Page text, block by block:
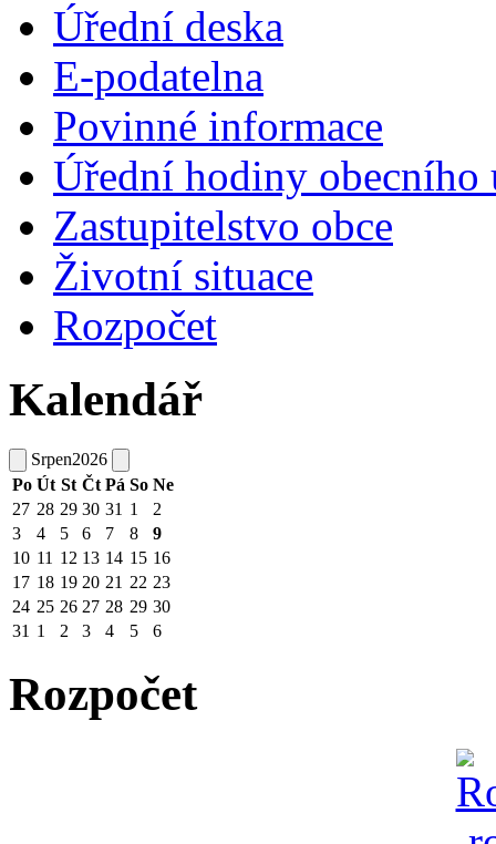
Úřední deska
E-podatelna
Povinné informace
Úřední hodiny obecního
Zastupitelstvo obce
Životní situace
Rozpočet
Kalendář
Srpen2026
Po Út St Čt Pá So Ne
27 28 29 30 31 1
2
3
4 5 6 7 8
9
10 11 12 13 14 15 16
17 18 19 20 21 22 23
24 25 26 27 28 29 30
31 1 2 3 4 5 6
Rozpočet